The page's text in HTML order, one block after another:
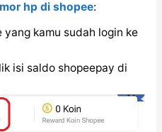
hp di shopee:
yang kamu sudah login ke
isi saldo shopeepay di